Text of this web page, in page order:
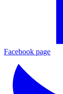
Facebook page